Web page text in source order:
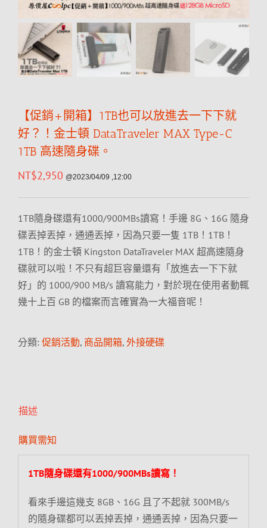
【促銷+開箱】1TB也可以放進去一下下就
好？！金士頓 DataTraveler MAX Type-C
1TB 高速隨身碟。
NT$2,950 @2023/04/09 ,12:00
1TB隨身碟還有1000/900MBs讀寫！手邊 8G、16G 隨身
碟丟掉丟掉，通通丟掉，因為只要一隻 1TB！1TB！
1TB！的金士頓 Kingston DataTraveler MAX 超高速隨身
碟就可以啦！不只有超巨容量還有「放進去一下下就
好」的 1000/900 MB/s 讀寫能力，對於現在使用者動輒
幾十上百 GB 的檔案而言確實為一大福音呢！
分類: 促銷活動, 商品開箱, 外接硬碟
描述
購買需知
1TB隨身碟還有1000/900MBs讀寫！
看來手邊這幾支 8GB、16G 且了不起就 300MB/s
的隨身碟都可以丟掉丟掉，通通丟掉，因為只要一